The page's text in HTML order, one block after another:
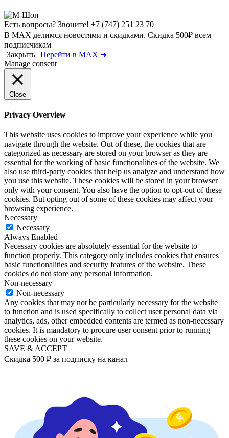
Есть вопросы? Звоните! +7 (747) 251 23 70
В MAX делимся новостями и скидками. Скидка 500₽ всем
подписчикам
Закрыть Перейти в MAX ➜
Manage consent
Close
Privacy Overview
This website uses cookies to improve your experience while you
navigate through the website. Out of these, the cookies that are
categorized as necessary are stored on your browser as they are
essential for the working of basic functionalities of the website. We
also use third-party cookies that help us analyze and understand how
you use this website. These cookies will be stored in your browser
only with your consent. You also have the option to opt-out of these
cookies. But opting out of some of these cookies may affect your
browsing experience.
Necessary
Necessary
Always Enabled
Necessary cookies are absolutely essential for the website to
function properly. This category only includes cookies that ensures
basic functionalities and security features of the website. These
cookies do not store any personal information.
Non-necessary
Non-necessary
Any cookies that may not be particularly necessary for the website
to function and is used specifically to collect user personal data via
analytics, ads, other embedded contents are termed as non-necessary
cookies. It is mandatory to procure user consent prior to running
these cookies on your website.
SAVE & ACCEPT
Скидка 500 ₽ за подписку на канал